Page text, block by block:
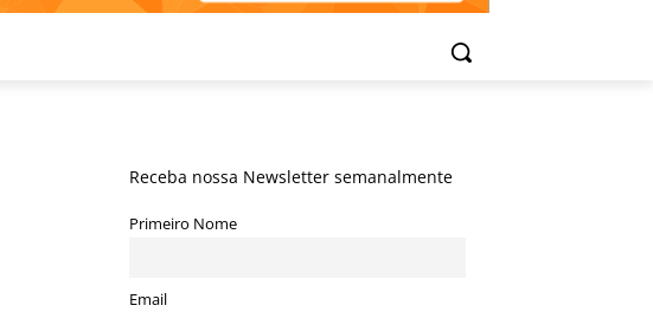
Receba nossa Newsletter semanalmente
Primeiro Nome
Email